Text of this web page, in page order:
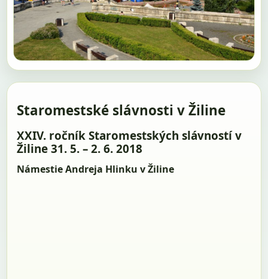
Staromestské slávnosti v Žiline
XXIV. ročník Staromestských slávností v
Žiline 31. 5. – 2. 6. 2018
Námestie Andreja Hlinku v Žiline